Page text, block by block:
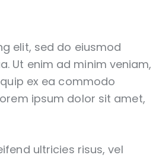
elit, sed do eiusmod
Ut enim ad minim veniam,
ex ea commodo
ipsum dolor sit amet,
ultricies risus, vel